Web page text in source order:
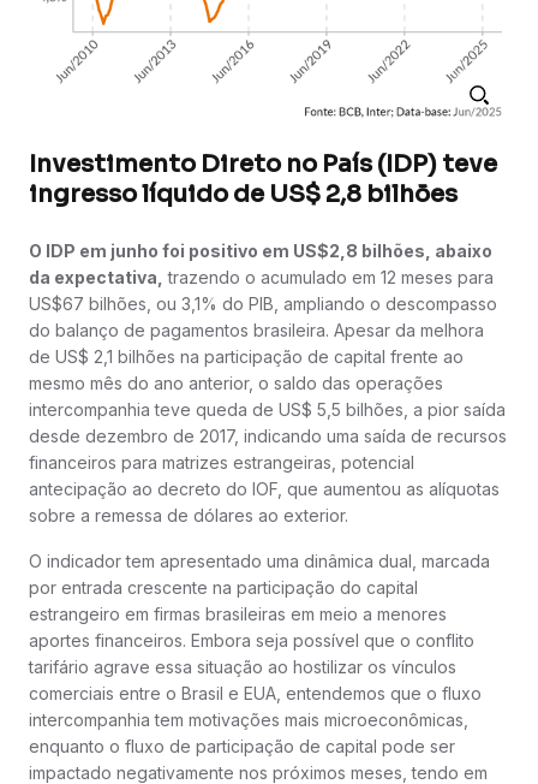
Investimento Direto no País (IDP) teve
ingresso líquido de US$ 2,8 bilhões
O IDP em junho foi positivo em US$2,8 bilhões, abaixo
da expectativa, trazendo o acumulado em 12 meses para
US$67 bilhões, ou 3,1% do PIB, ampliando o descompasso
do balanço de pagamentos brasileira. Apesar da melhora
de US$ 2,1 bilhões na participação de capital frente ao
mesmo mês do ano anterior, o saldo das operações
intercompanhia teve queda de US$ 5,5 bilhões, a pior saída
desde dezembro de 2017, indicando uma saída de recursos
financeiros para matrizes estrangeiras, potencial
antecipação ao decreto do IOF, que aumentou as alíquotas
sobre a remessa de dólares ao exterior.
O indicador tem apresentado uma dinâmica dual, marcada
por entrada crescente na participação do capital
estrangeiro em firmas brasileiras em meio a menores
aportes financeiros. Embora seja possível que o conflito
tarifário agrave essa situação ao hostilizar os vínculos
comerciais entre o Brasil e EUA, entendemos que o fluxo
intercompanhia tem motivações mais microeconômicas,
enquanto o fluxo de participação de capital pode ser
impactado negativamente nos próximos meses, tendo em